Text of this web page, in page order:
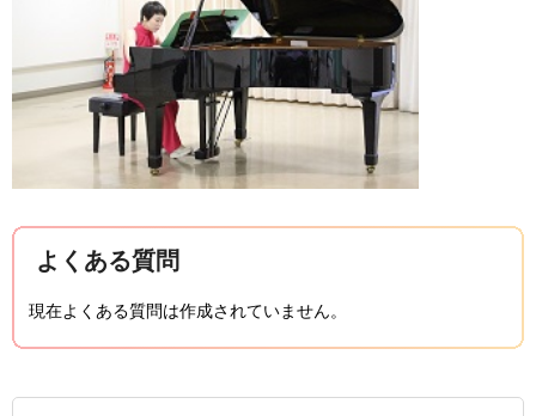
よくある質問
現在よくある質問は作成されていません。